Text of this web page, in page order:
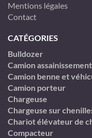
Mentions légales
Contact
CATÉGORIES
Bulldozer
Camion assainissement
Camion benne et
Camion porteur
Chargeuse
Chargeuse sur
Chariot élévateur de
Compacteur